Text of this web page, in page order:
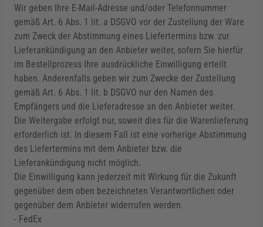
Wir geben Ihre E-Mail-Adresse und/oder Telefonnummer
gemäß Art. 6 Abs. 1 lit. a DSGVO vor der Zustellung der Ware
zum Zweck der Abstimmung eines Liefertermins bzw. zur
Lieferankündigung an den Anbieter weiter, sofern Sie hierfür
im Bestellprozess Ihre ausdrückliche Einwilligung erteilt
haben. Anderenfalls geben wir zum Zwecke der Zustellung
gemäß Art. 6 Abs. 1 lit. b DSGVO nur den Namen des
Empfängers und die Lieferadresse an den Anbieter weiter.
Die Weitergabe erfolgt nur, soweit dies für die Warenlieferung
erforderlich ist. In diesem Fall ist eine vorherige Abstimmung
des Liefertermins mit dem Anbieter bzw. die
Lieferankündigung nicht möglich.
Die Einwilligung kann jederzeit mit Wirkung für die Zukunft
gegenüber dem oben bezeichneten Verantwortlichen oder
gegenüber dem Anbieter widerrufen werden.
- FedEx